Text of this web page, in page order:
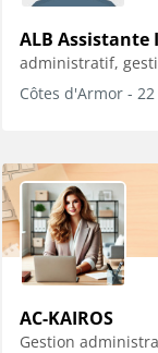
ALB
administratif,
Côtes d'Armor - 22
AC-KAIROS
Gestion